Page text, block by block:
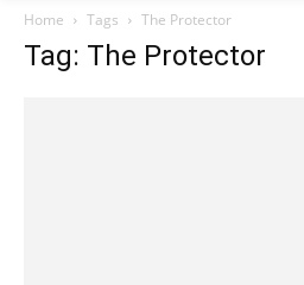
Home Tags The Protector
Tag: The Protector